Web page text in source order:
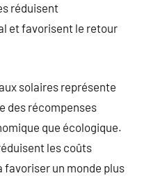
réduisent
et favorisent le retour
solaires représente
des récompenses
que écologique.
les coûts
favoriser un monde plus